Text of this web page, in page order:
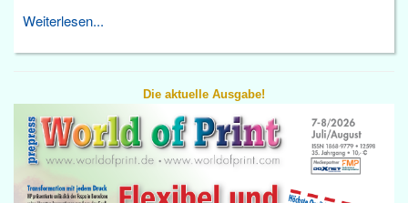
Weiterlesen...
Die aktuelle Ausgabe!